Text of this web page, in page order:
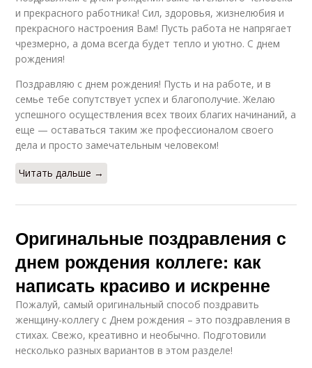
и прекрасного работника! Сил, здоровья, жизнелюбия и
прекрасного настроения Вам! Пусть работа не напрягает
чрезмерно, а дома всегда будет тепло и уютно. С днем
рождения!
Поздравляю с днем рождения! Пусть и на работе, и в
семье тебе сопутствует успех и благополучие. Желаю
успешного осуществления всех твоих благих начинаний, а
еще — оставаться таким же профессионалом своего
дела и просто замечательным человеком!
Читать дальше →
Оригинальные поздравления с
днем рождения коллеге: как
написать красиво и искренне
Пожалуй, самый оригинальный способ поздравить
женщину-коллегу с Днем рождения – это поздравления в
стихах. Свежо, креативно и необычно. Подготовили
несколько разных вариантов в этом разделе!